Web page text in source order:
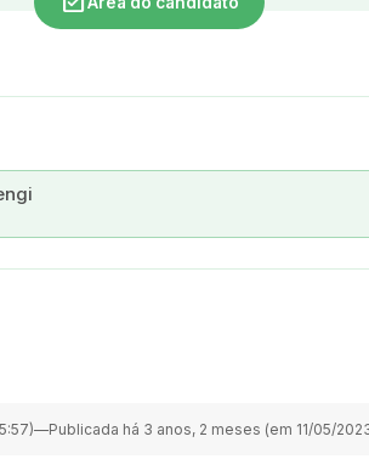
—Publicada há 3 anos, 2 meses (em 11/05/